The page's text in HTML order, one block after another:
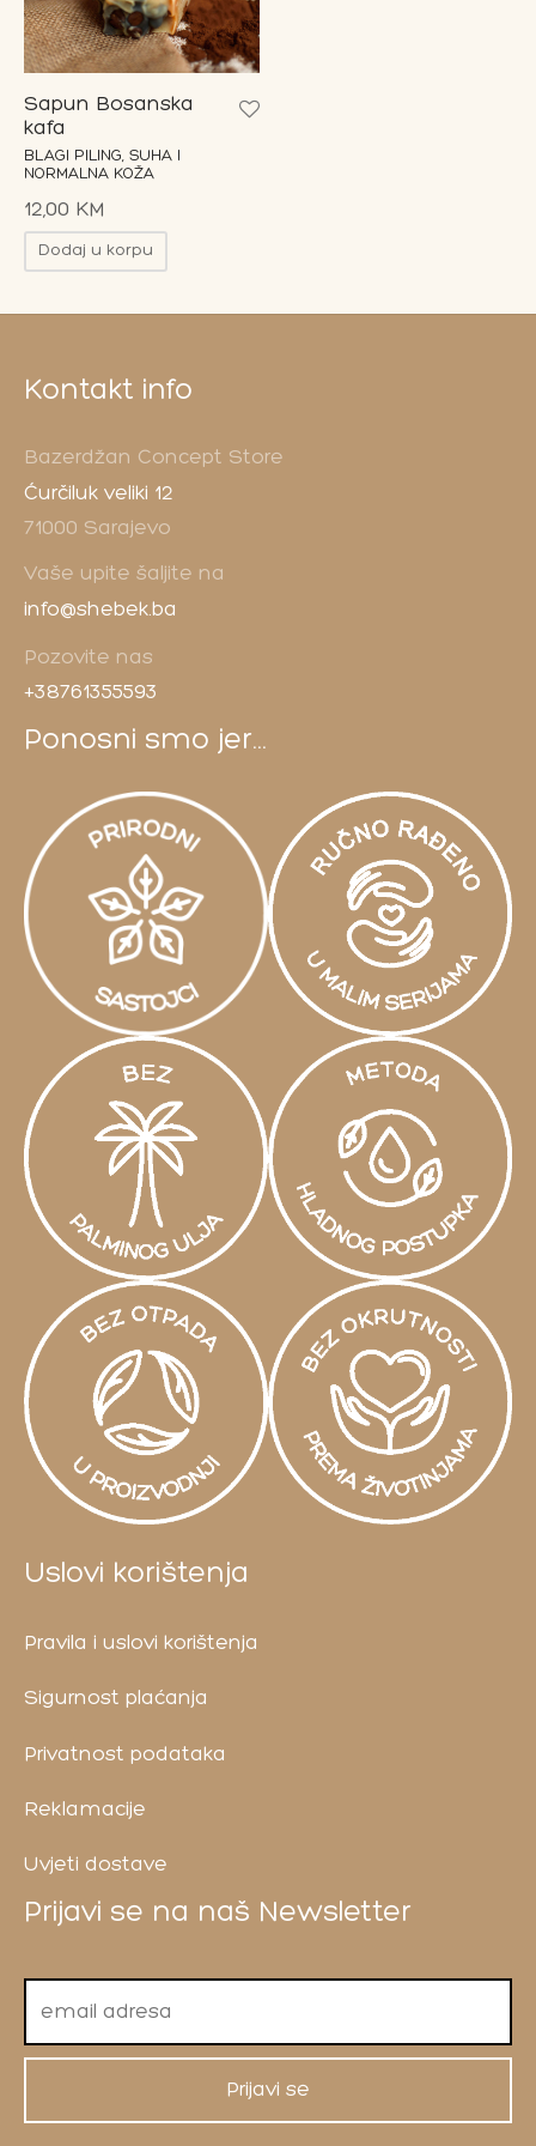
Sapun Bosanska
kafa
BLAGI PILING, SUHA I
NORMALNA KOŽA
12,00 KM
Dodaj u korpu
Kontakt info
Bazerdžan Concept Store
Ćurčiluk veliki 12
71000 Sarajevo
Vaše upite šaljite na
info@shebek.ba
Pozovite nas
+38761355593
Ponosni smo jer...
Uslovi korištenja
Pravila i uslovi korištenja
Sigurnost plaćanja
Privatnost podataka
Reklamacije
Uvjeti dostave
Prijavi se na naš Newsletter
Bar
paketi